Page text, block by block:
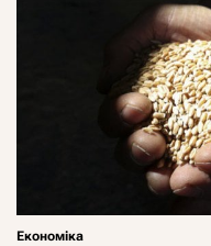
Економіка